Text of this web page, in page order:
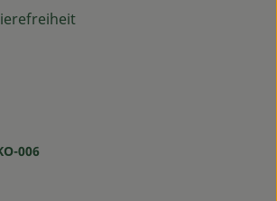
zu https://www.instagram.com/
Link zu https://www.facebook.com/
006